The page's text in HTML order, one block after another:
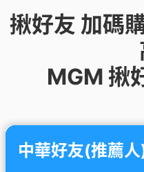
揪好友 加碼
MGM 揪
中華好友(推薦